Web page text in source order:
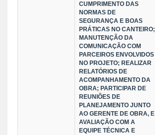
CUMPRIMENTO DAS
NORMAS DE
SEGURANÇA E BOAS
PRÁTICAS NO CANTEIRO;
MANUTENÇÃO DA
COMUNICAÇÃO COM
PARCEIROS ENVOLVIDOS
NO PROJETO; REALIZAR
RELATÓRIOS DE
ACOMPANHAMENTO DA
OBRA; PARTICIPAR DE
REUNIÕES DE
PLANEJAMENTO JUNTO
AO GERENTE DE OBRA, E
AVALIAÇÃO COM A
EQUIPE TÉCNICA E